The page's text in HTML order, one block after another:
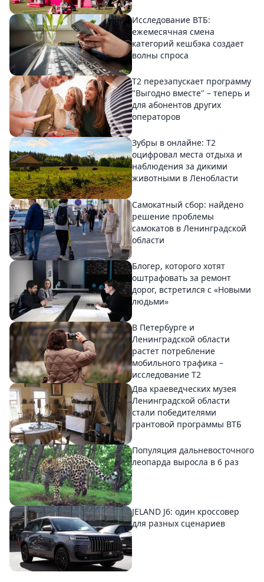
Исследование ВТБ:
ежемесячная смена
категорий кешбэка создает
волны спроса
Т2 перезапускает программу
"Выгодно вместе" – теперь и
для абонентов других
операторов
Зубры в онлайне: Т2
оцифровал места отдыха и
наблюдения за дикими
животными в Ленобласти
Самокатный сбор: найдено
решение проблемы
самокатов в Ленинградской
области
Блогер, которого хотят
оштрафовать за ремонт
дорог, встретился с «Новыми
людьми»
В Петербурге и
Ленинградской области
растет потребление
мобильного трафика –
исследование T2
Два краеведческих музея
Ленинградской области
стали победителями
грантовой программы ВТБ
Популяция дальневосточного
леопарда выросла в 6 раз
JELAND J6: один кроссовер
для разных сценариев